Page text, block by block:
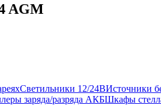
AGM
Светильники 12/24ВИсточники
заряда/разряда АКБШкафы